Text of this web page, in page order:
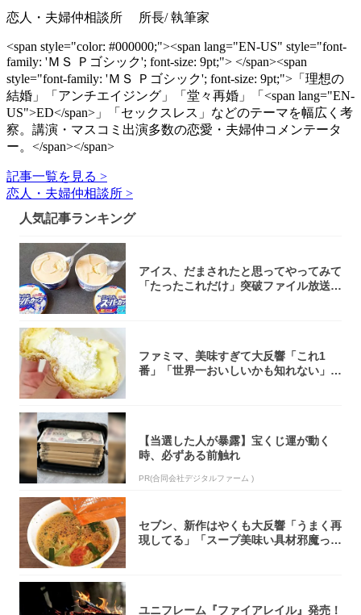
恋人・夫婦仲相談所 所長/ 執筆家
<span style="color: #000000;"><span lang="EN-US" style="font-
family: 'ＭＳ Ｐゴシック'; font-size: 9pt;"> </span><span
style="font-family: 'ＭＳ Ｐゴシック'; font-size: 9pt;">「理想の
結婚」「アンチエイジング」「堂々再婚」「<span lang="EN-
US">ED</span>」「セックスレス」などのテーマを幅広く考
察。講演・マスコミ出演多数の恋愛・夫婦仲コメンテータ
ー。</span></span>
記事一覧を見る >
恋人・夫婦仲相談所 >
人気記事ランキング
アイス、だまされたと思ってやってみて
「たったこれだけ」突破ファイル放送で
ファミマ、美味すぎて大反響「これ1
番」「世界一おいしいかも知れない」
【当選した人が暴露】宝くじ運が動く
時、必ずある前触れ
PR(合同会社デジタルファーム )
セブン、新作はやくも大反響「うまく再
現してる」「スープ美味い具材邪魔って
ユニフレーム『ファイアレイル』発売！